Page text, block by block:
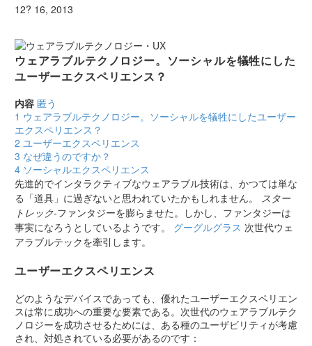
12? 16, 2013
ウェアラブルテクノロジー。ソーシャルを犠牲にした
ユーザーエクスペリエンス？
内容 匿う
1 ウェアラブルテクノロジー。ソーシャルを犠牲にしたユーザー
エクスペリエンス？
2 ユーザーエクスペリエンス
3 なぜ違うのですか？
4 ソーシャルエクスペリエンス
先進的でインタラクティブなウェアラブル技術は、かつては単な
る「道具」に過ぎないと思われていたかもしれません。 スター
トレック-ファンタジーを膨らませた。しかし、ファンタジーは
事実になろうとしているようです。 グーグルグラス 次世代ウェ
アラブルテックを牽引します。
ユーザーエクスペリエンス
どのようなデバイスであっても、優れたユーザーエクスペリエン
スは常に成功への重要な要素である。次世代のウェアラブルテク
ノロジーを成功させるためには、ある種のユーザビリティが考慮
され、対処されている必要があるのです：